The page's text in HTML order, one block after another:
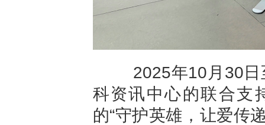
2025年10 月 30
科资讯中心的联合支
的“守护英雄，让爱传